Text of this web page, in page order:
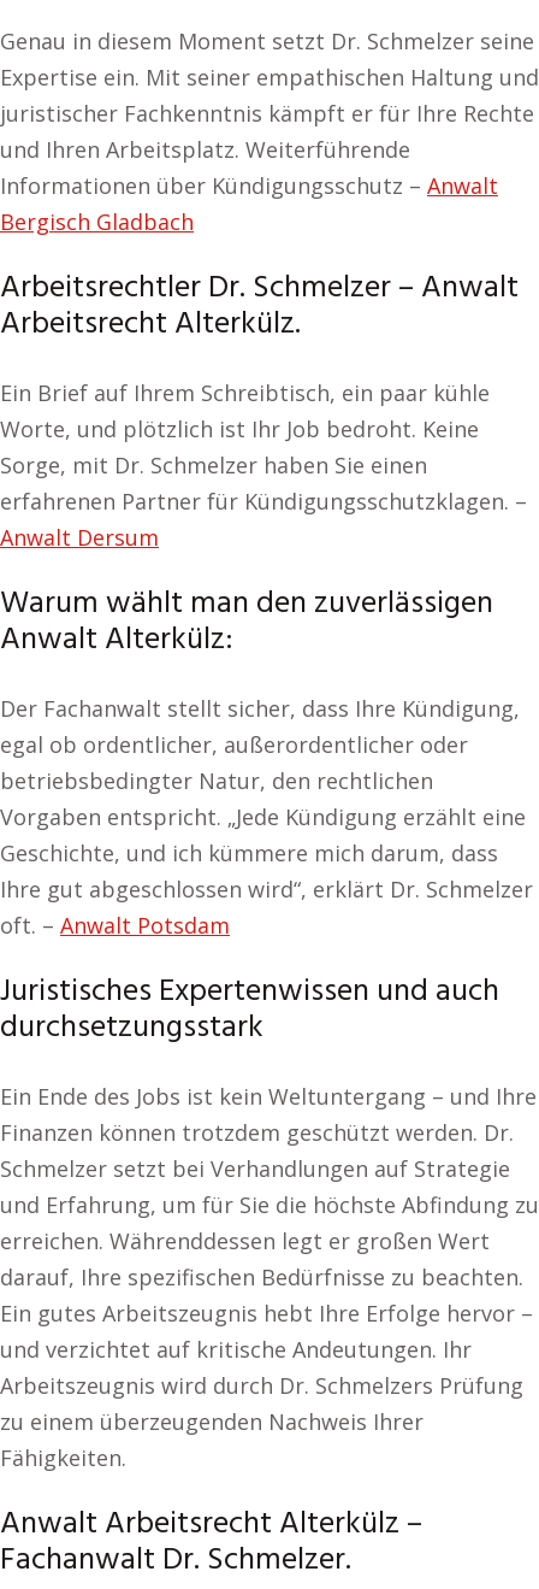
Genau in diesem Moment setzt Dr. Schmelzer seine
Expertise ein. Mit seiner empathischen Haltung und
juristischer Fachkenntnis kämpft er für Ihre Rechte
und Ihren Arbeitsplatz. Weiterführende
Informationen über Kündigungsschutz – Anwalt
Bergisch Gladbach
Arbeitsrechtler Dr. Schmelzer – Anwalt
Arbeitsrecht Alterkülz.
Ein Brief auf Ihrem Schreibtisch, ein paar kühle
Worte, und plötzlich ist Ihr Job bedroht. Keine
Sorge, mit Dr. Schmelzer haben Sie einen
erfahrenen Partner für Kündigungsschutzklagen. –
Anwalt Dersum
Warum wählt man den zuverlässigen
Anwalt Alterkülz:
Der Fachanwalt stellt sicher, dass Ihre Kündigung,
egal ob ordentlicher, außerordentlicher oder
betriebsbedingter Natur, den rechtlichen
Vorgaben entspricht. „Jede Kündigung erzählt eine
Geschichte, und ich kümmere mich darum, dass
Ihre gut abgeschlossen wird“, erklärt Dr. Schmelzer
oft. – Anwalt Potsdam
Juristisches Expertenwissen und auch
durchsetzungsstark
Ein Ende des Jobs ist kein Weltuntergang – und Ihre
Finanzen können trotzdem geschützt werden. Dr.
Schmelzer setzt bei Verhandlungen auf Strategie
und Erfahrung, um für Sie die höchste Abfindung zu
erreichen. Währenddessen legt er großen Wert
darauf, Ihre spezifischen Bedürfnisse zu beachten.
Ein gutes Arbeitszeugnis hebt Ihre Erfolge hervor –
und verzichtet auf kritische Andeutungen. Ihr
Arbeitszeugnis wird durch Dr. Schmelzers Prüfung
zu einem überzeugenden Nachweis Ihrer
Fähigkeiten.
Anwalt Arbeitsrecht Alterkülz –
Fachanwalt Dr. Schmelzer.